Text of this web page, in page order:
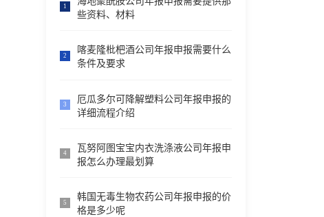
1
些资料、材料
2
喀麦隆枇杷酒公司年报申报需要什么
条件及要求
3
厄瓜多尔可降解塑料公司年报申报的
详细流程介绍
4
瓦努阿图宝宝内衣洗涤液公司年报申
报怎么办理最划算
5
韩国无毒生物农药公司年报申报的价
格是多少呢